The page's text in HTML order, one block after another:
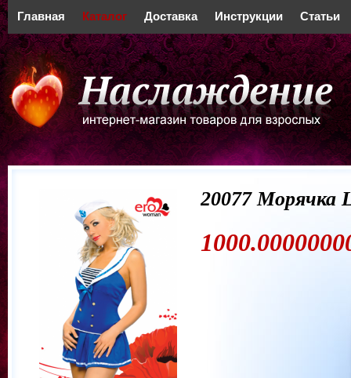
Главная Каталог Доставка Инструкции Статьи
20077 Морячка